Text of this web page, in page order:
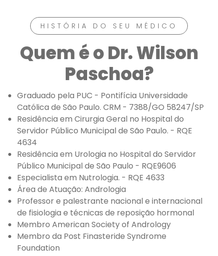
HISTÓRIA DO SEU MÉDICO
Quem é o Dr. Wilson
Paschoa?
Graduado pela PUC - Pontifícia Universidade
Católica de São Paulo. CRM - 7388/GO 58247/SP
Residência em Cirurgia Geral no Hospital do
Servidor Público Municipal de São Paulo. - RQE
4634
Residência em Urologia no Hospital do Servidor
Público Municipal de São Paulo - RQE9606
Especialista em Nutrologia. - RQE 4633
Área de Atuação: Andrologia
Professor e palestrante nacional e internacional
de fisiologia e técnicas de reposição hormonal
Membro American Society of Andrology
Membro da Post Finasteride Syndrome
Foundation